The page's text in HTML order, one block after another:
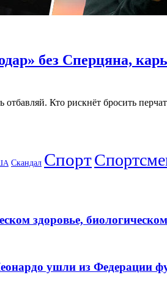
без Сперцяна,
Кто рискнёт бросить
Скандал Спорт
здоровье,
ушли из Федерации